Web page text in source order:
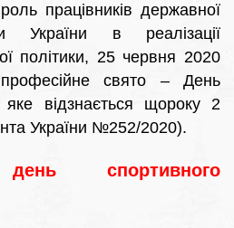
працівників державної
України в реалізації
політики, 25 червня 2020
свято – День
яке відзнається щороку 2
України №252/2020).
спортивного